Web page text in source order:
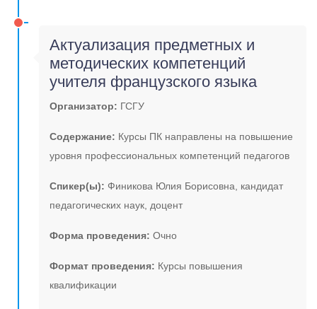
Актуализация предметных и
методических компетенций
учителя французского языка
Организатор: ГСГУ
Содержание: Курсы ПК направлены на повышение
уровня профессиональных компетенций педагогов
Спикер(ы): Финикова Юлия Борисовна, кандидат
педагогических наук, доцент
Форма проведения: Очно
Формат проведения: Курсы повышения
квалификации